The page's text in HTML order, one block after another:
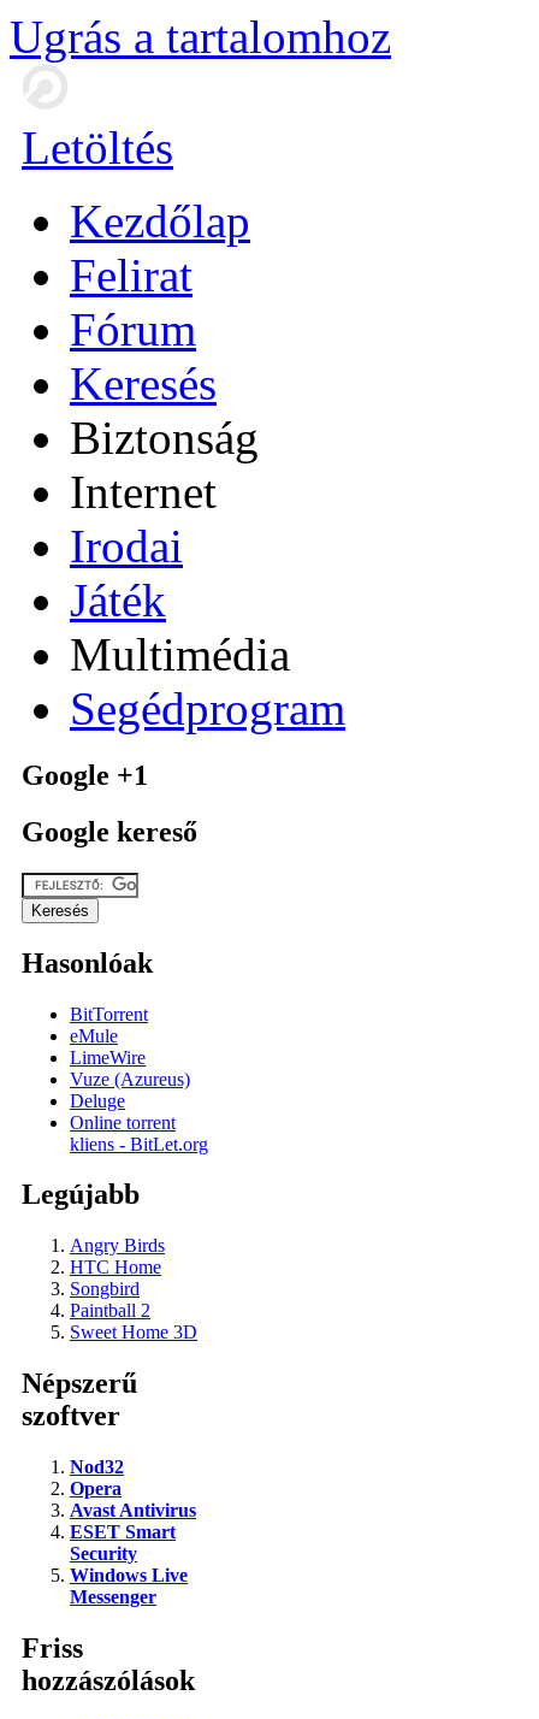
Ugrás a tartalomhoz
Letöltés
Kezdőlap
Felirat
Fórum
Keresés
Biztonság
Internet
Irodai
Játék
Multimédia
Segédprogram
Google +1
Google kereső
Hasonlóak
BitTorrent
eMule
LimeWire
Vuze (Azureus)
Deluge
Online torrent
kliens - BitLet.org
Legújabb
Angry Birds
HTC Home
Songbird
Paintball 2
Sweet Home 3D
Népszerű
szoftver
Nod32
Opera
Avast Antivirus
ESET Smart
Security
Windows Live
Messenger
Friss
hozzászólások